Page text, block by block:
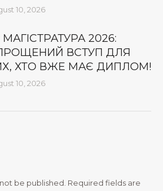
10, 2026
МАГІСТРАТУРА 2026:
ВСТУП ДЛЯ
ХТО ВЖЕ МАЄ ДИПЛОМ!
10, 2026
be published. Required fields are